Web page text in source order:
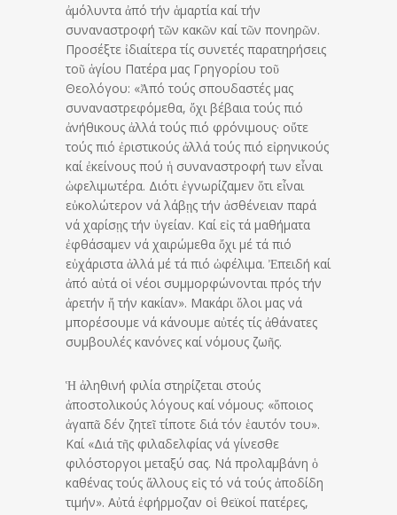
ἀμόλυντα ἀπό τήν ἁμαρτία καί τήν
συναναστροφή τῶν κακῶν καί τῶν πονηρῶν.
Προσέξτε ἰδιαίτερα τίς συνετές παρατηρήσεις
τοῦ ἁγίου Πατέρα μας Γρηγορίου τοῦ
Θεολόγου: «Ἀπό τούς σπουδαστές μας
συναναστρεφόμεθα, ὄχι βέβαια τούς πιό
ἀνήθικους ἀλλά τούς πιό φρόνιμους· οὔτε
τούς πιό ἐριστικούς ἀλλά τούς πιό εἰρηνικούς
καί ἐκείνους πού ἡ συναναστροφή των εἶναι
ὠφελιμωτέρα. Διότι ἐγνωρίζαμεν ὅτι εἶναι
εὐκολώτερον νά λάβῃς τήν ἀσθένειαν παρά
νά χαρίσῃς τήν ὑγείαν. Καί εἰς τά μαθήματα
ἐφθάσαμεν νά χαιρώμεθα ὄχι μέ τά πιό
εὐχάριστα ἀλλά μέ τά πιό ὠφέλιμα. Ἐπειδή καί
ἀπό αὐτά οἱ νέοι συμμορφώνονται πρός τήν
ἀρετήν ἤ τήν κακίαν». Μακάρι ὅλοι μας νά
μπορέσουμε νά κάνουμε αὐτές τίς ἀθάνατες
συμβουλές κανόνες καί νόμους ζωῆς.
Ἡ ἀληθινή φιλία στηρίζεται στούς
ἀποστολικούς λόγους καί νόμους: «ὅποιος
ἀγαπᾶ δέν ζητεῖ τίποτε διά τόν ἑαυτόν του».
Καί «Διά τῆς φιλαδελφίας νά γίνεσθε
φιλόστοργοι μεταξύ σας. Νά προλαμβάνη ὁ
καθένας τούς ἄλλους εἰς τό νά τούς ἀποδίδη
τιμήν». Αὐτά ἐφήρμοζαν οἱ θεϊκοί πατέρες,